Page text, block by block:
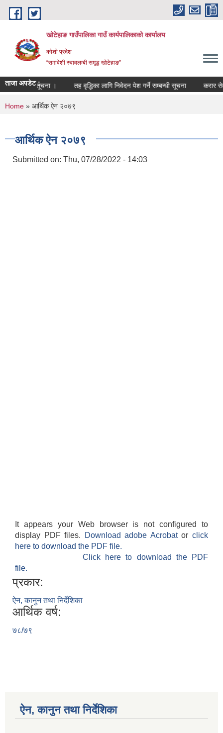
Skip to main content
खोटेहाङ गाउँपालिका गाउँ कार्यपालिकाको कार्यालय
कोशी प्रदेश
“समावेशी स्वावलम्बी समृद्ध खोटेहाङ”
ताजा अपडेट :
सम्बन्धी सूचना । तह वृद्धिका लागि निवेदन पेश गर्ने सम्बन्धी सूचना करार सेवा
You are here
Home » आर्थिक ऐन २०७९
आर्थिक ऐन २०७९
Submitted on: Thu, 07/28/2022 - 14:03
It appears your Web browser is not configured to
display PDF files.
Download adobe Acrobatorclick
here to download the PDF file.
Click here to download the PDF
file.
प्रकार:
ऐन, कानुन तथा निर्देशिका
आर्थिक वर्ष:
७८/७९
ऐन, कानुन तथा निर्देशिका